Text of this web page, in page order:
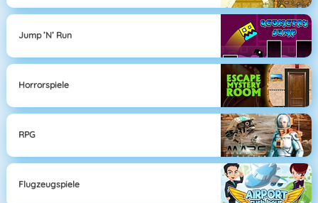
Jump ’n’ Run
Horrorspiele
RPG
Flugzeugspiele